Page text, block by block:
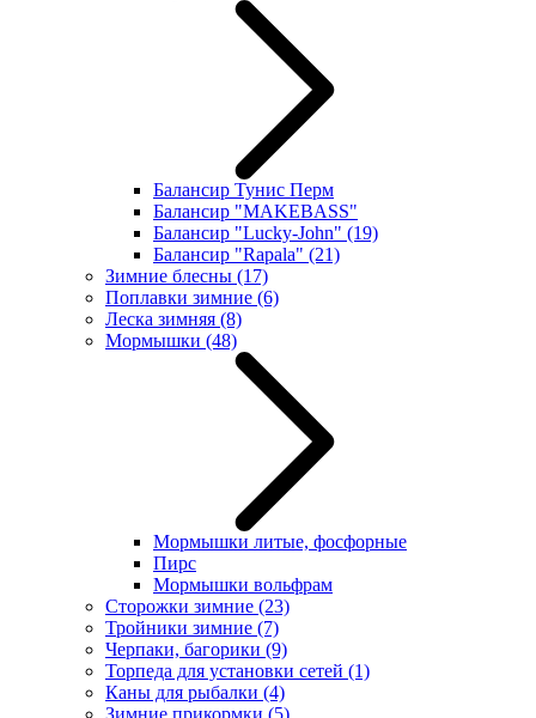
Балансир Тунис Перм
Балансир "MAKEBASS"
Балансир "Lucky-John" (19)
Балансир "Rapala" (21)
Зимние блесны (17)
Поплавки зимние (6)
Леска зимняя (8)
Мормышки (48)
Мормышки литые, фосфорные
Пирс
Мормышки вольфрам
Сторожки зимние (23)
Тройники зимние (7)
Черпаки, багорики (9)
Торпеда для установки сетей (1)
Каны для рыбалки (4)
Зимние прикормки (5)